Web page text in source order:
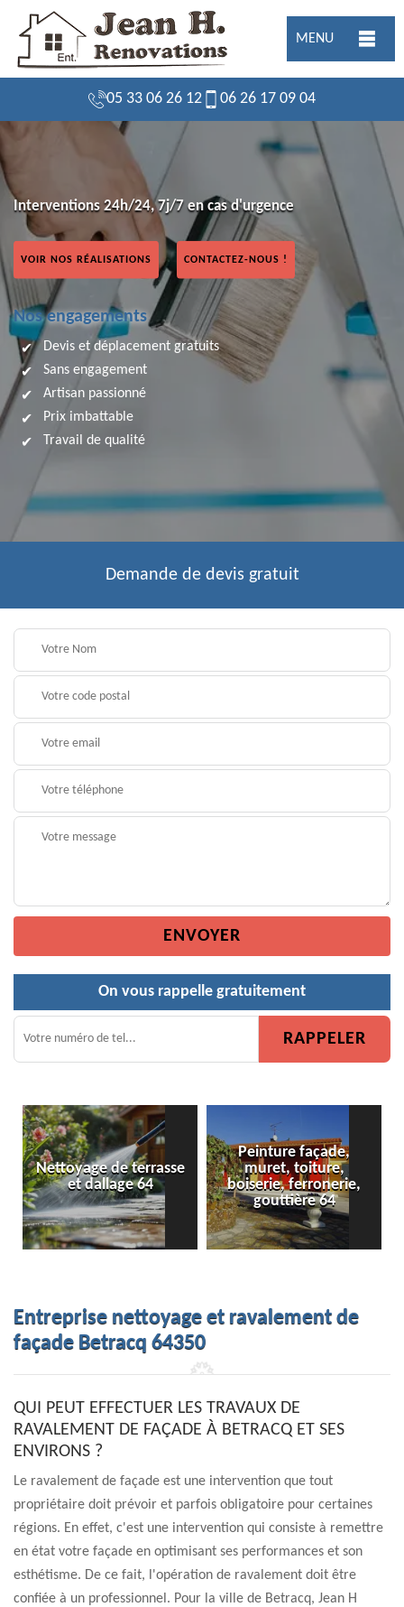
MENU
05 33 06 26 12 06 26 17 09 04
Interventions 24h/24, 7j/7 en cas d'urgence
VOIR NOS RÉALISATIONS CONTACTEZ-NOUS !
Nos engagements
Devis et déplacement gratuits
Sans engagement
Artisan passionné
Prix imbattable
Travail de qualité
Demande de devis gratuit
On vous rappelle gratuitement
terrasse
64
Peinture façade,
muret, toiture,
boiserie, ferronerie,
gouttière 64
Peinture de
Entreprise nettoyage et ravalement de
façade Betracq 64350
QUI PEUT EFFECTUER LES TRAVAUX DE
RAVALEMENT DE FAÇADE À BETRACQ ET SES
ENVIRONS ?
Le ravalement de façade est une intervention que tout
propriétaire doit prévoir et parfois obligatoire pour certaines
régions. En effet, c'est une intervention qui consiste à remettre
en état votre façade en optimisant ses performances et son
esthétisme. De ce fait, l'opération de ravalement doit être
confiée à un professionnel. Pour la ville de Betracq, Jean H